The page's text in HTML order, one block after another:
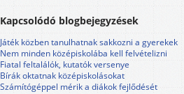
Kapcsolódó blogbejegyzések
Játék közben tanulhatnak sakkozni a gyerekek
Nem minden középiskolába kell felvételizni
Fiatal feltalálók, kutatók versenye
Bírák oktatnak középiskolásokat
Számítógéppel mérik a diákok fejlődését